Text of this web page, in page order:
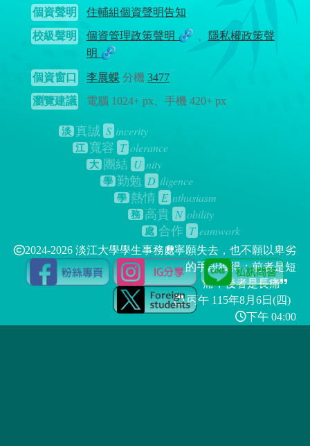
個資聲明
住輔組個資聲明告知
校級聲明
個資管理政策聲明
隱私權政策聲
明
個資窗口 李展蝶 分機 3477
瀏覽建議
電腦 1024+ px、手機 420+ px
淡 真誠 S incerity
江 寬容 T olerance
大 團結 U nity
學 勤勉 D iligence
學 熱情 E nthusiasm
務 高貴 N obility
處 合作 T eamwork
2024-2026 淡江大學學生事務處寧願失去，也不願以卑劣
的手段獲得；前者是短
痛，後者是長痛
丙午 115年8月6日(四)
下午 04:00